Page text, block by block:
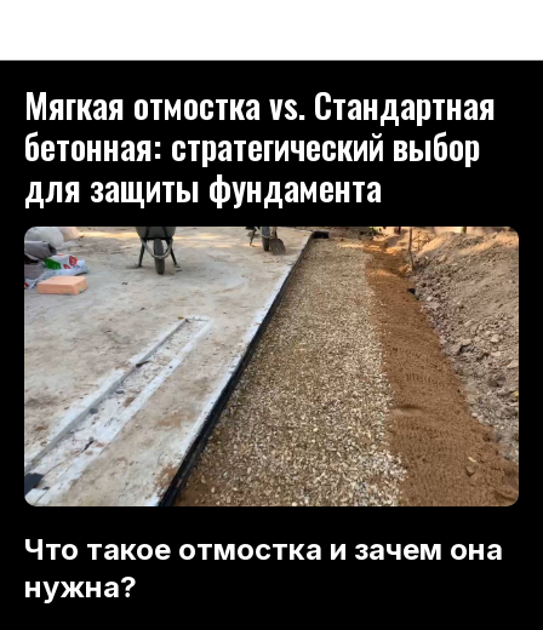
Мягкая отмостка vs. Стандартная
бетонная: стратегический выбор
для защиты фундамента
Что такое отмостка и зачем она
нужна?